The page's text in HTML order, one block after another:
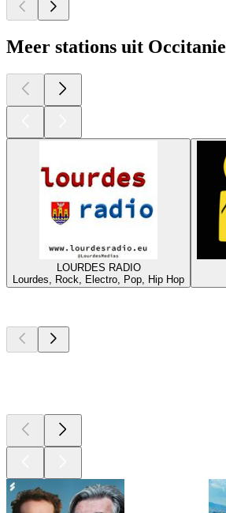
Meer stations uit Occitanie
LOURDES RADIO
Lourdes, Rock, Electro, Pop, Hip Hop